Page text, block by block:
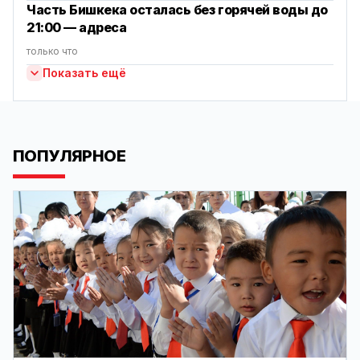
Часть Бишкека осталась без горячей воды до
21:00 — адреса
только что
Показать ещё
ПОПУЛЯРНОЕ